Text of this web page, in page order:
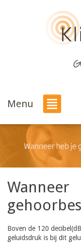
Menu
Wanneer
Boven de 120
geluidsdruk is bij dit